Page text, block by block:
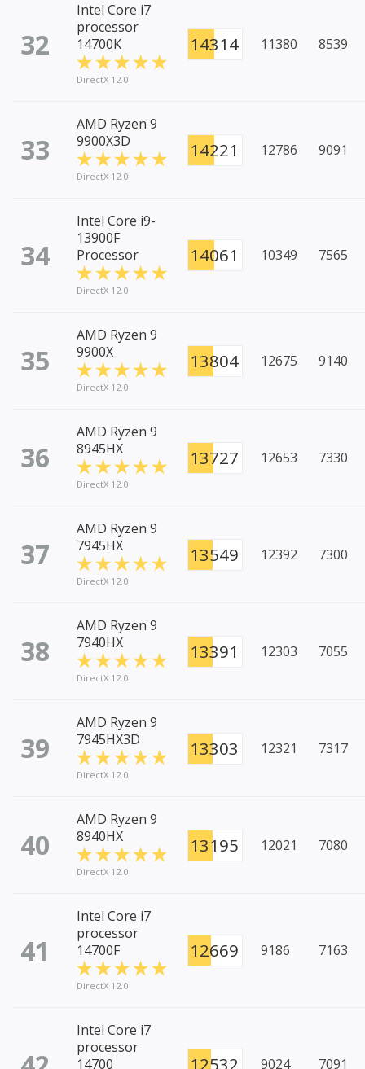
32
Intel Core i7
processor
14700K
DirectX 12.0
14314 11380 8539
33
AMD Ryzen 9
9900X3D
DirectX 12.0
14221 12786 9091
34
Intel Core i9-
13900F
Processor
DirectX 12.0
14061 10349 7565
35
AMD Ryzen 9
9900X
DirectX 12.0
13804 12675 9140
36
AMD Ryzen 9
8945HX
DirectX 12.0
13727 12653 7330
37
AMD Ryzen 9
7945HX
DirectX 12.0
13549 12392 7300
38
AMD Ryzen 9
7940HX
DirectX 12.0
13391 12303 7055
39
AMD Ryzen 9
7945HX3D
DirectX 12.0
13303 12321 7317
40
AMD Ryzen 9
8940HX
DirectX 12.0
13195 12021 7080
41
Intel Core i7
processor
14700F
DirectX 12.0
12669 9186 7163
Intel Core i7
processor
14700
12532 9024 7091